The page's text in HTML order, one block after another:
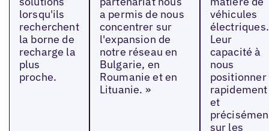
lorsqu'ils
recherchent
la borne de
recharge la
plus
proche.
a permis de nous
concentrer sur
l'expansion de
notre réseau en
Bulgarie, en
Roumanie et en
Lituanie. »
véhicules
électriques.
Leur
capacité à
nous
positionner
rapidement
et
sur les